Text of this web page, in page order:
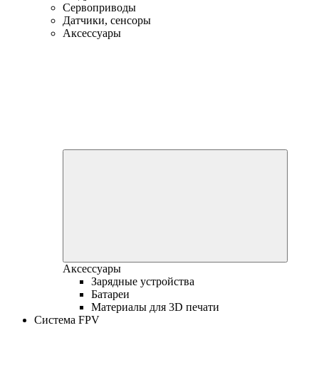
Сервоприводы
Датчики, сенсоры
Аксессуары
Аксессуары
Зарядные устройства
Батареи
Материалы для 3D печати
Система FPV